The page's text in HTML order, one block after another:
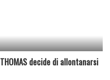
THOMAS decide di allontanarsi